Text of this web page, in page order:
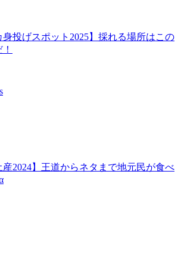
身投げスポット2025】採れる場所はこの
産2024】王道からネタまで地元民が食べ